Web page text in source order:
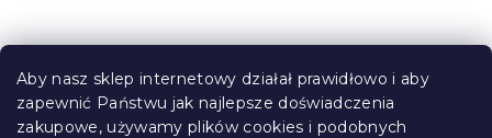
Aby nasz sklep internetowy działał prawidłowo i aby
zapewnić Państwu jak najlepsze doświadczenia
zakupowe, używamy plików cookies i podobnych
S
Informacje dla Ciebie